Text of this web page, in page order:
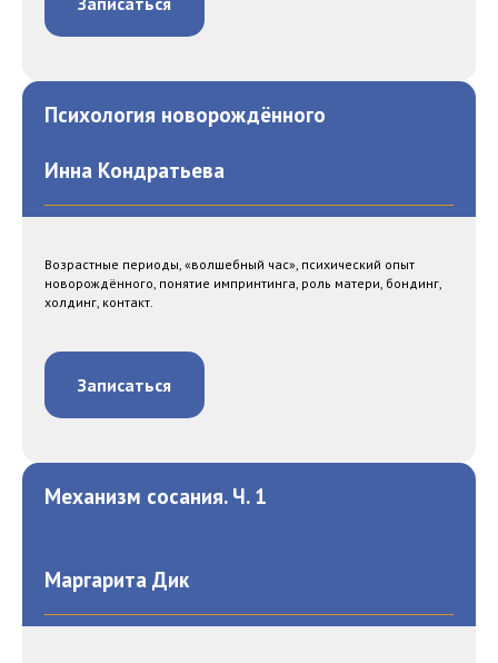
Психология новорождённого
Инна Кондратьева
Возрастные периоды, «волшебный час», психический опыт
новорождённого, понятие импринтинга, роль матери, бондинг,
холдинг, контакт.
Записаться
Механизм сосания. Ч. 1
Маргарита Дик